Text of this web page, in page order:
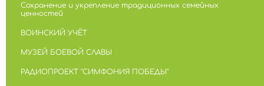
Сохранение и укрепление традиционных семейных
ценностей
ВОИНСКИЙ УЧЁТ
МУЗЕЙ БОЕВОЙ СЛАВЫ
РАДИОПРОЕКТ "СИМФОНИЯ ПОБЕДЫ"